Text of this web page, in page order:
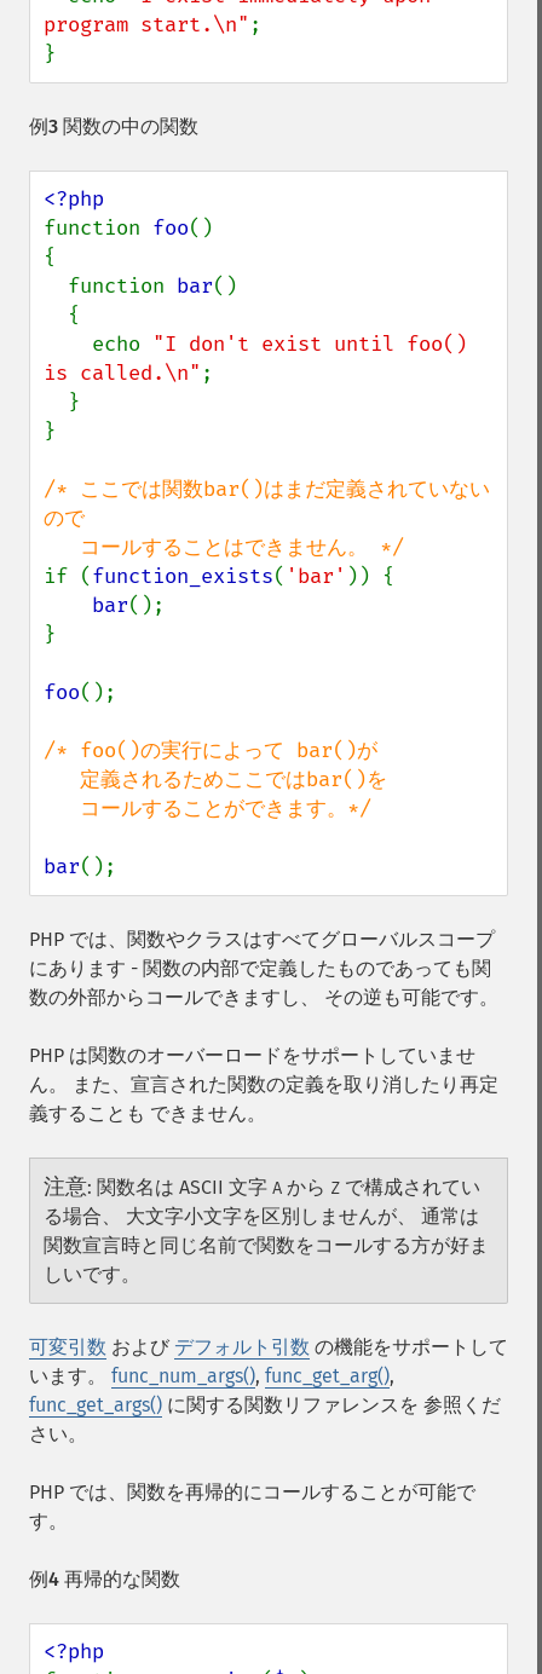
program start.\n" ;
}
例3 関数の中の関数
function foo()
{
  function
bar()
    echo
"I don't exist until foo()
is called.\n" ;
}
/* ここでは関数bar()はまだ定義されていない
ので
if (function_exists( 'bar' )) {
bar();
}
foo();
/* foo()の実行によって bar()が
bar();
PHP では、関数やクラスはすべてグローバルスコープ
にあります - 関数の内部で定義したものであっても関
数の外部からコールできますし、 その逆も可能です。
PHP は関数のオーバーロードをサポートしていませ
ん。 また、宣言された関数の定義を取り消したり再定
義することも できません。
注意: 関数名は ASCII 文字 A から Z で構成されてい
る場合、 大文字小文字を区別しませんが、 通常は
関数宣言時と同じ名前で関数をコールする方が好ま
しいです。
可変引数 および デフォルト引数 の機能をサポートして
います。 func_num_args(), func_get_arg(),
func_get_args() に関する関数リファレンスを 参照くだ
さい。
PHP では、関数を再帰的にコールすることが可能で
す。
例4 再帰的な関数